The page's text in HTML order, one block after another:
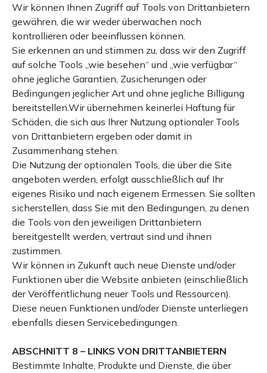
Wir können Ihnen Zugriff auf Tools von Drittanbietern
gewähren, die wir weder überwachen noch
kontrollieren oder beeinflussen können.
Sie erkennen an und stimmen zu, dass wir den Zugriff
auf solche Tools „wie besehen“ und „wie verfügbar“
ohne jegliche Garantien, Zusicherungen oder
Bedingungen jeglicher Art und ohne jegliche Billigung
bereitstellen.Wir übernehmen keinerlei Haftung für
Schäden, die sich aus Ihrer Nutzung optionaler Tools
von Drittanbietern ergeben oder damit in
Zusammenhang stehen.
Die Nutzung der optionalen Tools, die über die Site
angeboten werden, erfolgt ausschließlich auf Ihr
eigenes Risiko und nach eigenem Ermessen. Sie sollten
sicherstellen, dass Sie mit den Bedingungen, zu denen
die Tools von den jeweiligen Drittanbietern
bereitgestellt werden, vertraut sind und ihnen
zustimmen.
Wir können in Zukunft auch neue Dienste und/oder
Funktionen über die Website anbieten (einschließlich
der Veröffentlichung neuer Tools und Ressourcen).
Diese neuen Funktionen und/oder Dienste unterliegen
ebenfalls diesen Servicebedingungen.
ABSCHNITT 8 – LINKS VON DRITTANBIETERN
Bestimmte Inhalte, Produkte und Dienste, die über